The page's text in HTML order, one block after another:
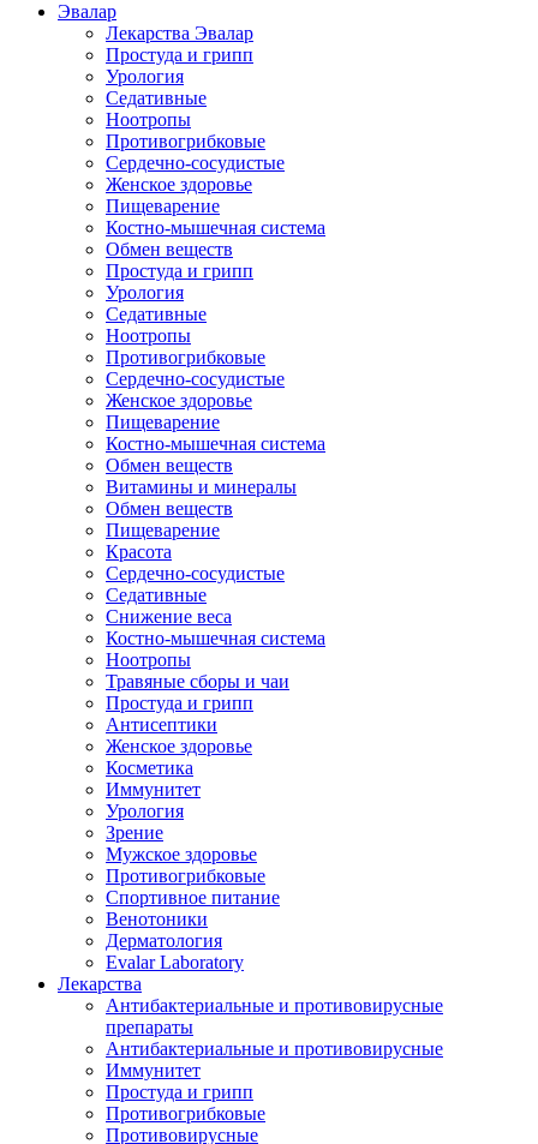
Эвалар
Лекарства Эвалар
Простуда и грипп
Урология
Седативные
Ноотропы
Противогрибковые
Сердечно-сосудистые
Женское здоровье
Пищеварение
Костно-мышечная система
Обмен веществ
Простуда и грипп
Урология
Седативные
Ноотропы
Противогрибковые
Сердечно-сосудистые
Женское здоровье
Пищеварение
Костно-мышечная система
Обмен веществ
Витамины и минералы
Обмен веществ
Пищеварение
Красота
Сердечно-сосудистые
Седативные
Снижение веса
Костно-мышечная система
Ноотропы
Травяные сборы и чаи
Простуда и грипп
Антисептики
Женское здоровье
Косметика
Иммунитет
Урология
Зрение
Мужское здоровье
Противогрибковые
Спортивное питание
Венотоники
Дерматология
Evalar Laboratory
Лекарства
Антибактериальные и противовирусные
препараты
Антибактериальные и противовирусные
Иммунитет
Простуда и грипп
Противогрибковые
Противовирусные